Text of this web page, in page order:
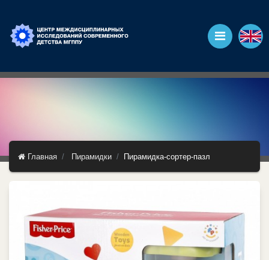
Главная Пирамидки Пирамидка-сортер-пазл